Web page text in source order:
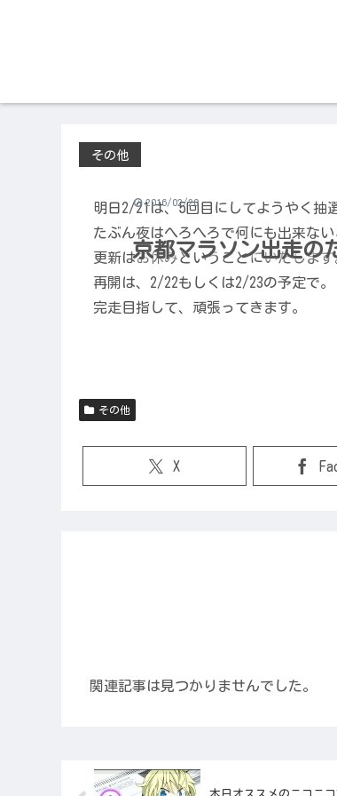
京都マラソン出走の
その他
2016/02/20
明日2/21は、5回目にしてようやく抽
たぶん夜はへろへろで何にも出来ない
更新はお休みということにいたします
再開は、2/22もしくは2/23の予定で。
完走目指して、頑張ってきます。
その他
X
関連記事は見つかりませんでした。